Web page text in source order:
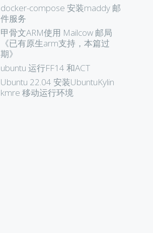
docker-compose 安装maddy 邮
件服务
甲骨文ARM使用 Mailcow 邮局
《已有原生arm支持，本篇过
期》
ubuntu 运行FF14 和ACT
Ubuntu 22.04 安装UbuntuKylin
kmre 移动运行环境